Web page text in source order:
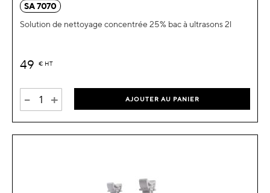
SA 7070
Solution de nettoyage concentrée 25% bac à ultrasons 2l
49 € HT
- + AJOUTER AU PANIER